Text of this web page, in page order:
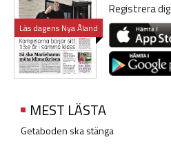
Läs dagens Nya Åland
Registrera dig
MEST LÄSTA
Getaboden ska stänga